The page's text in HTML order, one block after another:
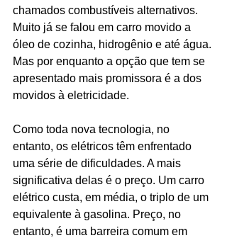
chamados combustíveis alternativos.
Muito já se falou em carro movido a
óleo de cozinha, hidrogênio e até água.
Mas por enquanto a opção que tem se
apresentado mais promissora é a dos
movidos à eletricidade.
Como toda nova tecnologia, no
entanto, os elétricos têm enfrentado
uma série de dificuldades. A mais
significativa delas é o preço. Um carro
elétrico custa, em média, o triplo de um
equivalente à gasolina. Preço, no
entanto, é uma barreira comum em